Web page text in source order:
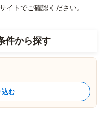
イトでご確認ください。
件から探す
む